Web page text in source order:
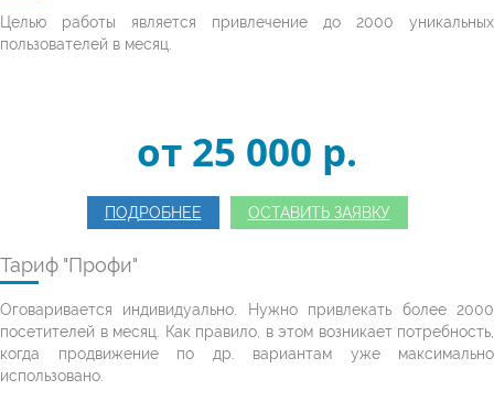
Целью работы является привлечение до 2000 уникальных
пользователей в месяц.
от 25 000 p.
ПОДРОБНЕЕ ОСТАВИТЬ ЗАЯВКУ
Тариф "Профи"
Оговаривается индивидуально. Нужно привлекать более 2000
посетителей в месяц. Как правило, в этом возникает потребность,
когда продвижение по др. вариантам уже максимально
использовано.